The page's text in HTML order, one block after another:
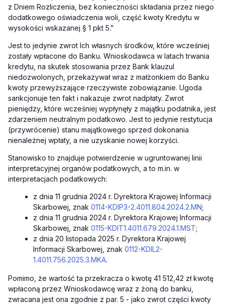
z Dniem Rozliczenia, bez konieczności składania przez niego
dodatkowego oświadczenia woli, część kwoty Kredytu w
wysokości wskazanej § 1 pkt 5.”
Jest to jedynie zwrot Ich własnych środków, które wcześniej
zostały wpłacone do Banku. Wnioskodawca w latach trwania
kredytu, na skutek stosowania przez Bank klauzul
niedozwolonych, przekazywał wraz z małżonkiem do Banku
kwoty przewyższające rzeczywiste zobowiązanie. Ugoda
sankcjonuje ten fakt i nakazuje zwrot nadpłaty. Zwrot
pieniędzy, które wcześniej wypłynęły z majątku podatnika, jest
zdarzeniem neutralnym podatkowo. Jest to jedynie restytucja
(przywrócenie) stanu majątkowego sprzed dokonania
nienależnej wpłaty, a nie uzyskanie nowej korzyści.
Stanowisko to znajduje potwierdzenie w ugruntowanej linii
interpretacyjnej organów podatkowych, a to m.in. w
interpretacjach podatkowych:
z dnia 11 grudnia 2024 r. Dyrektora Krajowej Informacji
Skarbowej, znak 0114-KDIP3-2.4011.804.2024.2.MN;
z dnia 11 grudnia 2024 r. Dyrektora Krajowej Informacji
Skarbowej, znak 0115-KDIT1.4011.679.2024.1.MST;
z dnia 20 listopada 2025 r. Dyrektora Krajowej
Informacji Skarbowej, znak 0112-KDIL2-
1.4011.756.2025.3.MKA.
Pomimo, że wartość ta przekracza o kwotę 41 512,42 zł kwotę
wpłaconą przez Wnioskodawcę wraz z żoną do banku,
zwracana jest ona zgodnie z par. 5 - jako zwrot części kwoty